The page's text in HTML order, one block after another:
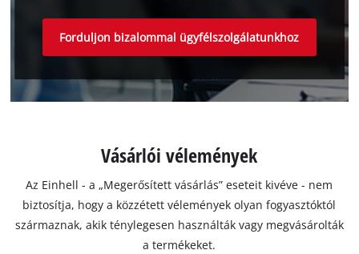
Forduljon bizalommal ügyfélszolgálatunkhoz
Vásárlói vélemények
Az Einhell - a „Megerősített vásárlás” eseteit kivéve - nem
biztosítja, hogy a közzétett vélemények olyan fogyasztóktól
származnak, akik ténylegesen használták vagy megvásárolták
a termékeket.